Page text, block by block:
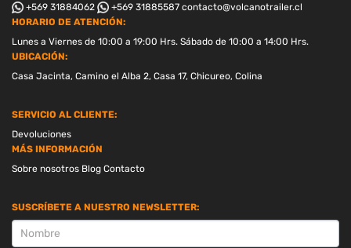
+569 31884062
+569 31885587 contacto@volcanotrailer.cl
HORARIO DE ATENCIÓN:
Lunes a Viernes de 10:00 a 19:00 Hrs. Sábado de 10:00 a 14:00 Hrs.
UBICACIÓN:
Casa Jacinta, Camino el Alba 2, Casa 17, Chicureo, Colina
SERVICIO AL CLIENTE:
Devoluciones
MÁS INFORMACIÓN
Sobre nosotros Blog Contacto
SUSCRÍBETE A NUESTRO NEWSLETTER:
SUSCRIPCION